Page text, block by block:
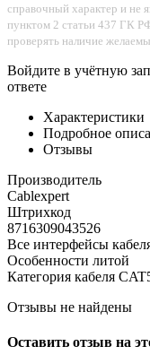
справочный характер и не
пунктом 2 статьи 437 ГК
проверять наличие
Войдите в учётную
ответе
Характеристики
Подробное
Отзывы
Производитель
Cablexpert
Штрихкод
8716309043526
Все интерфейсы
Особенности литой
Категория кабеля
Отзывы не найдены
Оставить отзыв на